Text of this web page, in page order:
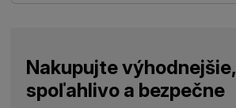
Nakupujte výhodnejšie,
spoľahlivo a bezpečne